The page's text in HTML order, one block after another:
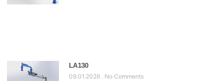
LA 130
09.01.2026 No Comments